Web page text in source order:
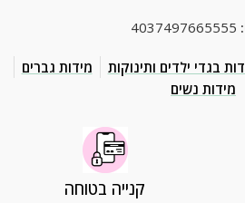
4037497665555
בגדי ילדים ותינוקות
מידות גברים
מידות נשים
קנייה בטוחה